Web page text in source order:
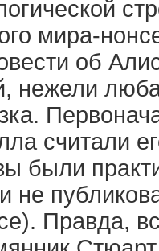
мира-
об
нежели
считали
были
не
Правда,